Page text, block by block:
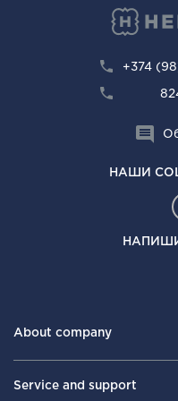
+374
НАШИ
About company
Service and support